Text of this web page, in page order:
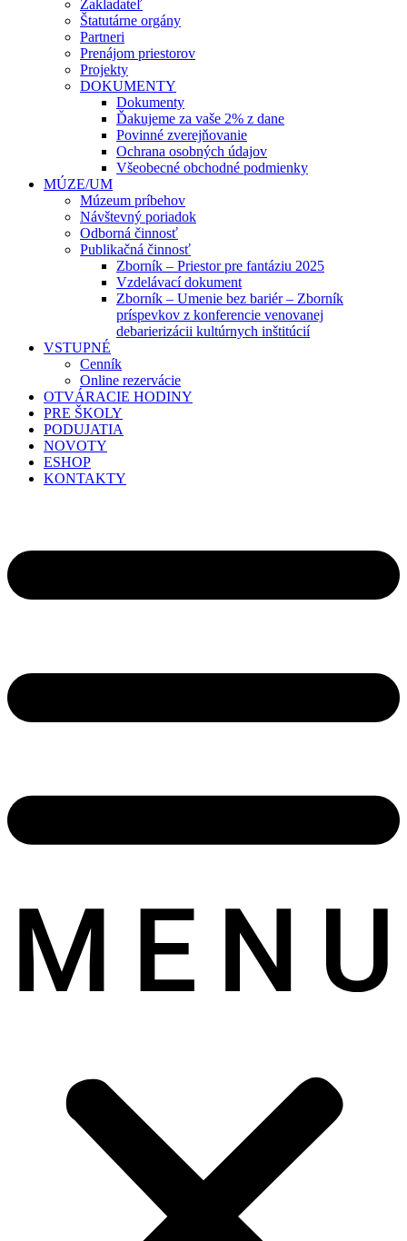
Zakladateľ
Štatutárne orgány
Partneri
Prenájom priestorov
Projekty
DOKUMENTY
Dokumenty
Ďakujeme za vaše 2% z dane
Povinné zverejňovanie
Ochrana osobných údajov
Všeobecné obchodné podmienky
MÚZE/UM
Múzeum príbehov
Návštevný poriadok
Odborná činnosť
Publikačná činnosť
Zborník – Priestor pre fantáziu 2025
Vzdelávací dokument
Zborník – Umenie bez bariér – Zborník
príspevkov z konferencie venovanej
debarierizácii kultúrnych inštitúcií
VSTUPNÉ
Cenník
Online rezervácie
OTVÁRACIE HODINY
PRE ŠKOLY
PODUJATIA
NOVOTY
ESHOP
KONTAKTY